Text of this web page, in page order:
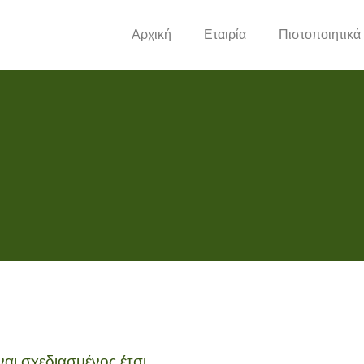
Αρχική Εταιρία Πιστοποιητικά